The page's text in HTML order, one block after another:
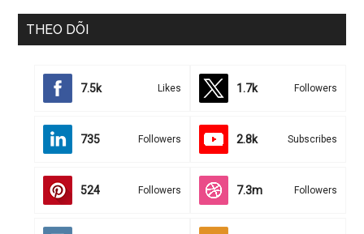
THEO DÕI
7.5k Likes 1.7k Followers
735 Followers 2.8k Subscribes
524 Followers 7.3m Followers